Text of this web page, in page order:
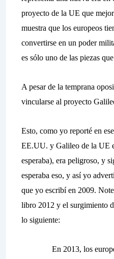
proyecto de la UE que
muestra que los europeos
convertirse en un poder
es sólo uno de las piezas
A pesar de la temprana
vincularse al proyecto
Esto, como yo reporté en
EE.UU. y Galileo de la UE
esperaba), era peligroso, y
esperaba eso, y así yo
que yo escribí en 2009.
libro 2012 y el surgimiento
lo siguiente:
En 2013, los